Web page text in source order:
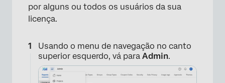
por alguns ou todos os usuários da sua
licença.
Usando o menu de navegação no canto
superior esquerdo, vá para Admin.